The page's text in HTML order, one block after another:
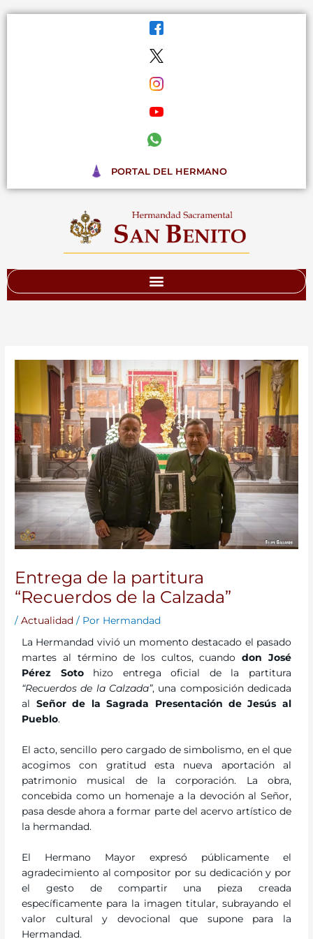
PORTAL DEL HERMANO
Entrega de la partitura
“Recuerdos de la Calzada”
/Actualidad / Por Hermandad
La Hermandad vivió un momento destacado el pasado
martes al término de los cultos, cuandodon José
Pérez Sotohizo entrega oficial de la partitura
“Recuerdos de la Calzada”, una composición dedicada
al Señor de la Sagrada Presentación de Jesús al
Pueblo.
El acto, sencillo pero cargado de simbolismo, en el que
acogimos con gratitud esta nueva aportación al
patrimonio musical de la corporación. La obra,
concebida como un homenaje a la devoción al Señor,
pasa desde ahora a formar parte del acervo artístico de
la hermandad.
El Hermano Mayor expresó públicamente el
agradecimiento al compositor por su dedicación y por
el gesto de compartir una pieza creada
específicamente para la imagen titular, subrayando el
valor cultural y devocional que supone para la
Hermandad.